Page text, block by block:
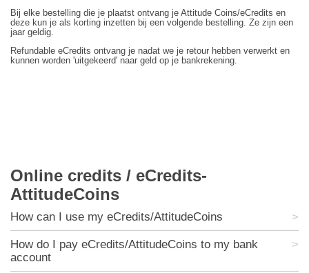
Bij elke bestelling die je plaatst ontvang je Attitude Coins/eCredits en
deze kun je als korting inzetten bij een volgende bestelling. Ze zijn een
jaar geldig.
Refundable eCredits ontvang je nadat we je retour hebben verwerkt en
kunnen worden 'uitgekeerd' naar geld op je bankrekening.
Online credits / eCredits-
AttitudeCoins
How can I use my eCredits/AttitudeCoins
How do I pay eCredits/AttitudeCoins to my bank
account